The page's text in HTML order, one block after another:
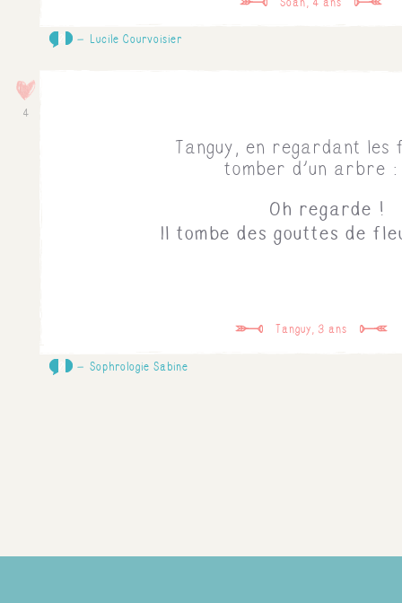
Lucile Courvoisier
Tanguy, en regardant les
tomber d'un arbre :
Oh regarde !
Il tombe des gouttes de
Tanguy, 3 ans
4
Sophrologie Sabine